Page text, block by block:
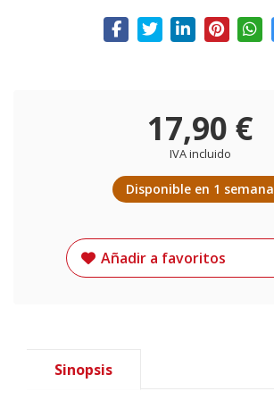
17,90 €
IVA incluido
Disponible en 1 semana
Añadir a favoritos
Sinopsis